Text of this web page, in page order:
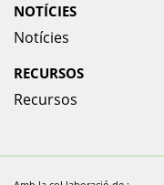
NOTÍCIES
Notícies
RECURSOS
Recursos